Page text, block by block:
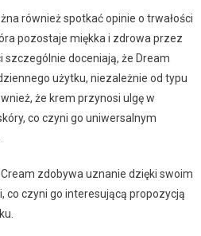
również spotkać opinie o trwałości
pozostaje miękka i zdrowa przez
szczególnie doceniają, że Dream
użytku, niezależnie od typu
że krem przynosi ulgę w
co czyni go uniwersalnym
zdobywa uznanie dzięki swoim
co czyni go interesującą propozycją